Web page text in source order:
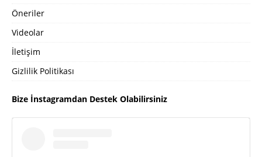
Öneriler
Videolar
İletişim
Gizlilik Politikası
Bize İnstagramdan Destek Olabilirsiniz